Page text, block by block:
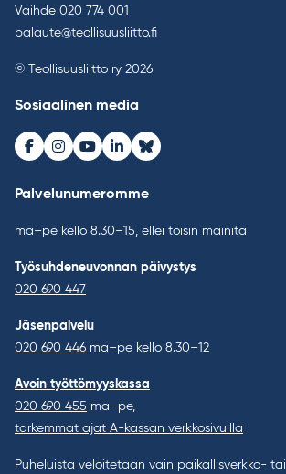
Vaihde 020 774 001
palaute@teollisuusliitto.fi
© Teollisuusliitto ry 2026
Sosiaalinen media
Facebook
Instagram
Youtube
LinkedInBluesky
Palvelunumeromme
ma–pe kello 8.30–15, ellei toisin mainita
Työsuhdeneuvonnan päivystys
020 690 447
Jäsenpalvelu
020 690 446 ma–pe kello 8.30–12
Avoin työttömyyskassa
020 690 455 ma–pe,
tarkemmat ajat A-kassan verkkosivuilla
Puheluista veloitetaan vain paikallisverkko- tai